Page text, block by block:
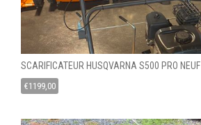
SCARIFICATEUR HUSQVARNA S500 PRO NEUF
€1199,00